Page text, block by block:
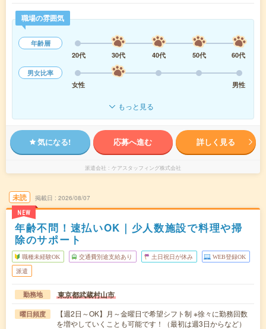
職場の雰囲気
年齢層
20代
30代 40代 50代
60代
男女比率
女性
男性
もっと見る
気になる! 応募へ進む 詳しく見る
派遣会社 ケアスタッフィング株式会社
未読
NEW
掲載日 2026/08/07
年齢不問！速払いOK｜少人数施設で料理や掃
除のサポート
職種未経験OK 交通費別途支給あり 土日祝日が休み WEB登録OK
派遣
勤務地 東京都武蔵村山市
曜日頻度
【週2日～OK】月～金曜日で希望シフト制 ※徐々に勤務回数
を増やしていくことも可能です！（最初は週3日からなど）